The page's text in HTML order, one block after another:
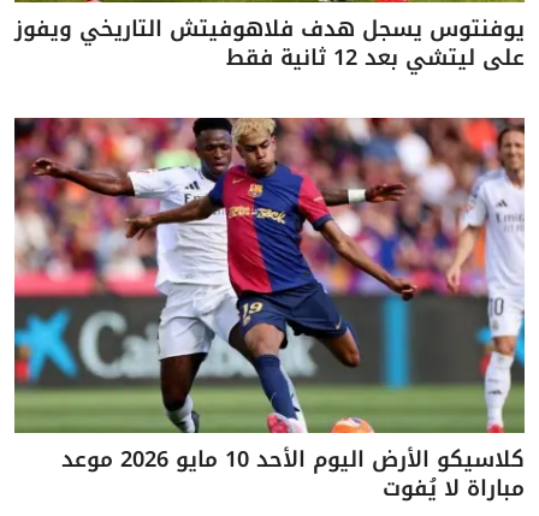
يوفنتوس يسجل هدف فلاهوفيتش التاريخي ويفوز
على ليتشي بعد 12 ثانية فقط
كلاسيكو الأرض اليوم الأحد 10 مايو 2026 موعد
مباراة لا يُفوت